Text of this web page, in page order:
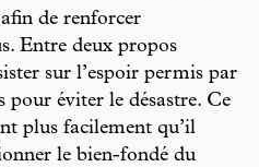
de renforcer
Entre deux propos
sur l’espoir permis par
pour éviter le désastre. Ce
plus facilement qu’il
le bien-fondé du